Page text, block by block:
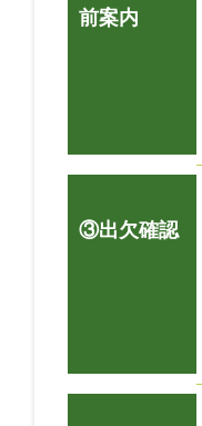
前案内
③出欠確認